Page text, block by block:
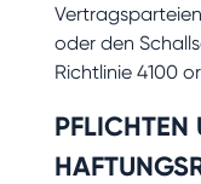
oder den
Richtlinie 4100
PFLICHTEN